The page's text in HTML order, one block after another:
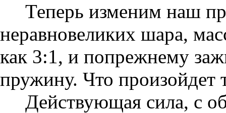
Теперь изменим наш
неравновеликих шара,
как 3:1, и попрежнему
пружину. Что произойдет
Действующая сила, с